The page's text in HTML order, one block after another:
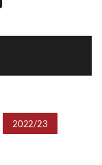
2022/23